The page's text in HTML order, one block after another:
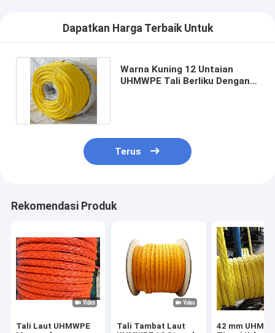
Dapatkan Harga Terbaik Untuk
Warna Kuning 12 Untaian
UHMWPE Tali Berliku Dengan
Terus
Rekomendasi Produk
Tali Laut UHMWPE
Tali Tambat Laut
42 mm